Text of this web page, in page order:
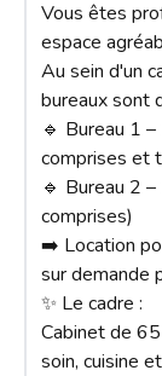
Vous êtes
espace
Au sein d'un
bureaux sont
🔹 Bureau 1
comprises et
🔹 Bureau 2
comprises)
➡️ Location
sur demande
✨ Le cadre :
Cabinet de
soin, cuisine